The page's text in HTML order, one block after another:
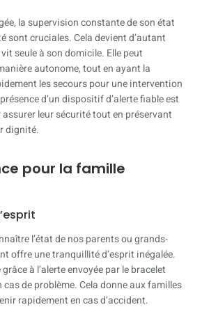
la supervision constante de son état
sont cruciales. Cela devient d’autant
seule à son domicile. Elle peut
autonome, tout en ayant la
les secours pour une intervention
d’un dispositif d’alerte fiable est
leur sécurité tout en préservant
dignité.
pour la famille
l’état de nos parents ou grands-
offre une tranquillité d’esprit inégalée.
à l’alerte envoyée par le bracelet
de problème. Cela donne aux familles
rapidement en cas d’accident.